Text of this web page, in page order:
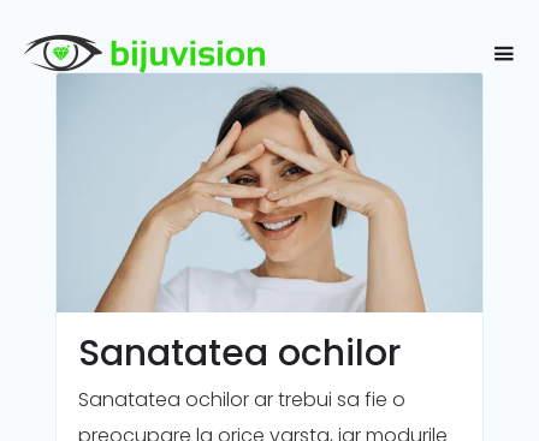
Sanatatea ochilor
Sanatatea ochilor ar trebui sa fie o